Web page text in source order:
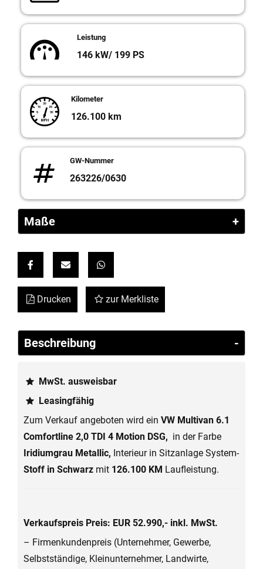
Leistung
146 kW/ 199 PS
Kilometer
126.100 km
GW-Nummer
263226/0630
Maße
Link ohne TextLink ohne TextLink ohne Text
Drucken zur Merkliste
Beschreibung
MwSt. ausweisbar
Leasingfähig
Zum Verkauf angeboten wird ein VW Multivan 6.1
Comfortline 2,0 TDI 4 Motion DSG, in der Farbe
Iridiumgrau Metallic, Interieur in Sitzanlage System-
Stoff in Schwarz mit 126.100 KM Laufleistung.
Verkaufspreis Preis: EUR 52.990,- inkl. MwSt.
– Firmenkundenpreis (Unternehmer, Gewerbe,
Selbstständige, Kleinunternehmer, Landwirte,